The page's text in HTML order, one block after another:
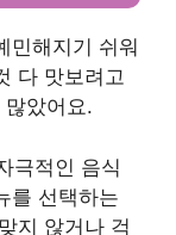
민해지기 쉬워
다 맛보려고
았어요.
극적인 음식
를 선택하는
지 않거나 걱